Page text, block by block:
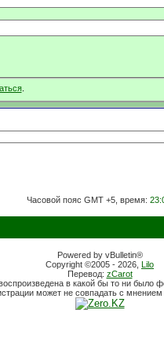
.
Часовой пояс GMT +5, время:
Powered by vBulletin®
Copyright ©2005 - 2026, Lilo
Перевод: zCarot
в какой бы то ни было
может не совпадать с